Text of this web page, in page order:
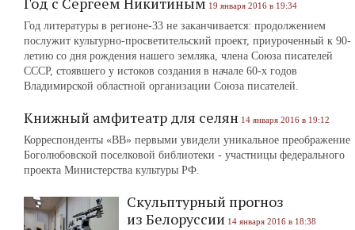
19 января 2016 в 19:34
Год литературы в регионе-33 не заканчивается: продолжением
послужит культурно-просветительский проект, приуроченный к 90-
летию со дня рождения нашего земляка, члена Союза писателей
СССР, стоявшего у истоков создания в начале 60-х годов
Владимирской областной организации Союза писателей.
Книжный амфитеатр для селян 14 января 2016 в 19:12
Корреспонденты «ВВ» первыми увидели уникальное преображение
Боголюбовской поселковой библиотеки - участницы федерального
проекта Министерства культуры РФ.
Скульптурный прогноз
из Белоруссии 14 января 2016 в 18:38